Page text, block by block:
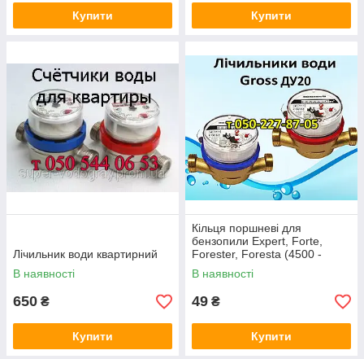
Купити Купити
Лічильник води квартирний
В наявності
650 ₴
Купити
Кільця поршневі для
бензопили Expert, Forte,
Forester, Foresta (4500 -
5200)
В наявності
49 ₴
Купити